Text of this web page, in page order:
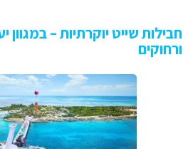
חבילות שייט יוקרתיות – במגוון
ורחוקים